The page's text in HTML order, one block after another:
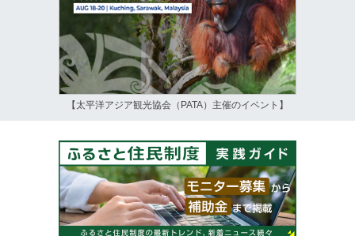
【太平洋アジア観光協会（PATA）主催のイベント】